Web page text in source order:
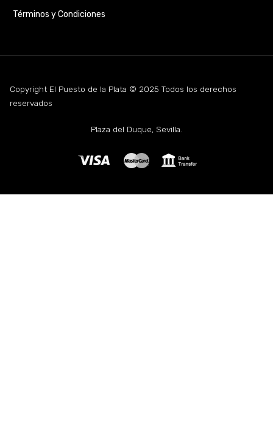
Términos y Condiciones
Copyright El Puesto de la Plata © 2025 Todos los derechos
reservados
Plaza del Duque, Sevilla.